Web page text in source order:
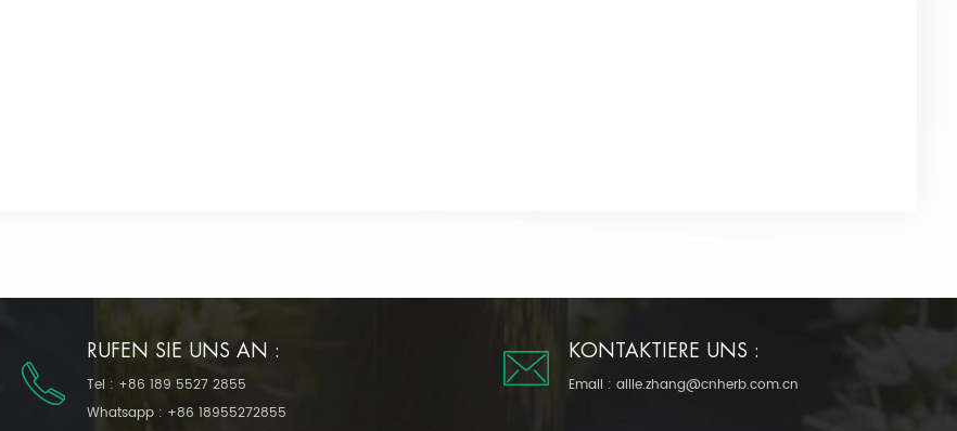
RUFEN SIE UNS AN :
Tel : +86 189 5527 2855
Whatsapp : +86 18955272855
KONTAKTIERE UNS :
Email : allie.zhang@cnherb.com.cn